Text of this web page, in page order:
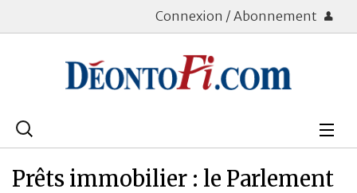
Connexion / Abonnement
Rechercher
Déontologie
Prêts immobilier : le Parlement